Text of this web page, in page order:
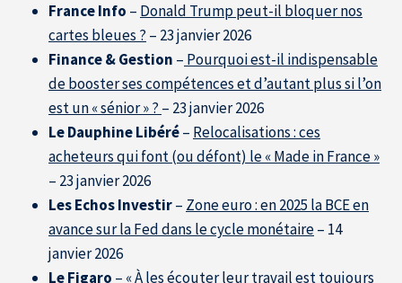
France Info – Donald Trump peut-il bloquer nos
cartes bleues ? – 23 janvier 2026
Finance & Gestion – Pourquoi est-il indispensable
de booster ses compétences et d’autant plus si l’on
est un « sénior » ? – 23 janvier 2026
Le Dauphine Libéré– Relocalisations : ces
acheteurs qui font (ou défont) le « Made in France »
– 23 janvier 2026
Les Echos Investir– Zone euro : en 2025 la BCE en
avance sur la Fed dans le cycle monétaire– 14
janvier 2026
Le Figaro – « À les écouter leur travail est toujours